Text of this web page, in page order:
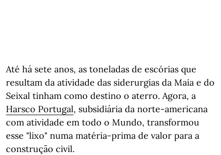
Até há sete anos, as toneladas de escórias que
resultam da atividade das siderurgias da Maia e do
Seixal tinham como destino o aterro. Agora, a
Harsco Portugal, subsidiária da norte-americana
com atividade em todo o Mundo, transformou
esse "lixo" numa matéria-prima de valor para a
construção civil.